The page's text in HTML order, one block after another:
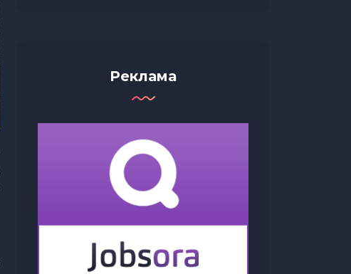
Реклама